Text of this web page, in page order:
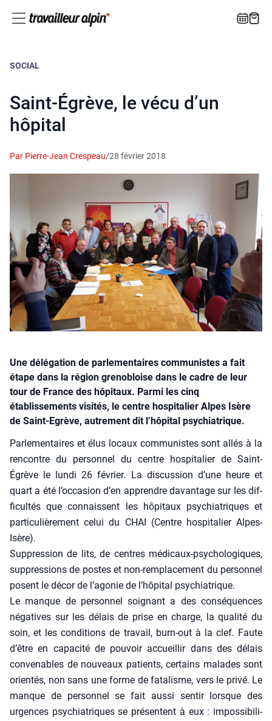
SOCIAL
Saint-Égrève, le vécu d’un
hôpital
Par Pierre-Jean Crespeau/28 février 2018
Une délégation de parlementaires communistes a fait
étape dans la région grenobloise dans le cadre de leur
tour de France des hôpitaux. Parmi les cinq
établissements visités, le centre hospitalier Alpes Isère
de Saint-Egrève, autrement dit l’hôpital psychiatrique.
Par­le­men­taires et élus locaux com­mu­nistes sont allés à la
ren­contre du per­son­nel du centre hos­pi­ta­lier de Saint-
Égrève le lun­di 26 février. La dis­cus­sion d’une heure et
quart a été l’occasion d’en apprendre davan­tage sur les dif­
fi­cul­tés que connaissent les hôpi­taux psy­chia­triques et
par­ti­cu­liè­re­ment celui du CHAI (Centre hos­pi­ta­lier Alpes-
Isère).
Sup­pres­sion de lits, de centres médi­caux-psy­cho­lo­giques,
sup­pres­sions de postes et non-rem­pla­ce­ment du per­son­nel
posent le décor de l’agonie de l’hôpital psy­chia­trique.
Le manque de per­son­nel soi­gnant a des consé­quences
néga­tives sur les délais de prise en charge, la qua­li­té du
soin, et les condi­tions de tra­vail, burn-out à la clef. Faute
d’être en capa­ci­té de pou­voir accueillir dans des délais
conve­nables de nou­veaux patients, cer­tains malades sont
orien­tés, non sans une forme de fata­lisme, vers le pri­vé. Le
manque de per­son­nel se fait aus­si sen­tir lorsque des
urgences psy­chia­triques se pré­sentent à eux : impos­si­bi­li­